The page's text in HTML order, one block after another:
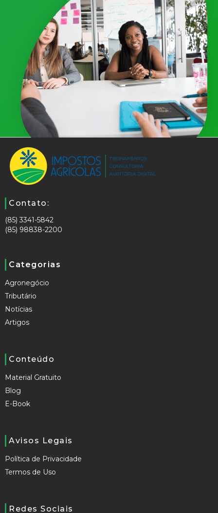
Contato:
(85) 3341-5842
(85) 98838-2200
Categorias
Agronegócio
Tributário
Notícias
Artigos
Conteúdo
Material Gratuito
Blog
E-Book
Avisos Legais
Política de Privacidade
Termos de Uso
Redes Sociais